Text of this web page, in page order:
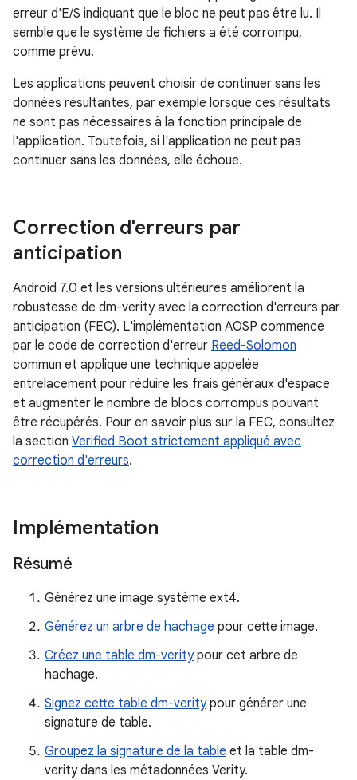
erreur d'E/S indiquant que le bloc ne peut pas être lu. Il
semble que le système de fichiers a été corrompu,
comme prévu.
Les applications peuvent choisir de continuer sans les
données résultantes, par exemple lorsque ces résultats
ne sont pas nécessaires à la fonction principale de
l'application. Toutefois, si l'application ne peut pas
continuer sans les données, elle échoue.
Correction d'erreurs par
anticipation
Android 7.0 et les versions ultérieures améliorent la
robustesse de dm-verity avec la correction d'erreurs par
anticipation (FEC). L'implémentation AOSP commence
par le code de correction d'erreur Reed-Solomon
commun et applique une technique appelée
entrelacement pour réduire les frais généraux d'espace
et augmenter le nombre de blocs corrompus pouvant
être récupérés. Pour en savoir plus sur la FEC, consultez
la section Verified Boot strictement appliqué avec
correction d'erreurs.
Implémentation
Résumé
Générez une image système ext4.
Générez un arbre de hachage pour cette image.
Créez une table dm-veritypour cet arbre de
hachage.
Signez cette table dm-veritypour générer une
signature de table.
Groupez la signature de la table et la table dm-
verity dans les métadonnées Verity.